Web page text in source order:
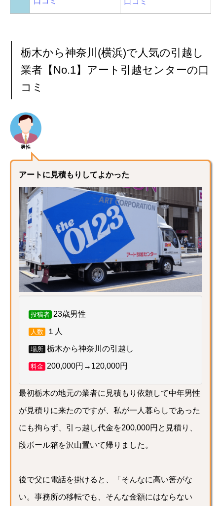
栃木から神奈川(横浜)で人気の引越し
業者【No.1】アート引越センターの口
コミ
男性
アートに見積もりしてよかった
投稿者 23歳男性
人数 １人
場所 栃木から神奈川の引越し
料金 200,000円→120,000円
最初栃木の地元の業者に見積もり依頼して中年男性
が見積りに来たのですが、私が一人暮らしであった
にも拘らず、引っ越し代金を200,000円と見積り、
段ボール箱を沢山置いて帰りました。
後で父に電話を掛けると、「そんなに高い筈がな
い。事務所の移転でも、そんな金額にはならない